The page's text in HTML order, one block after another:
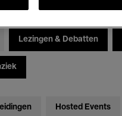
Lezingen & Debatten
Hosted Events